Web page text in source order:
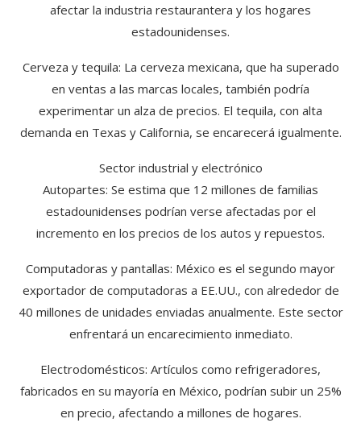
afectar la industria restaurantera y los hogares
estadounidenses.
Cerveza y tequila: La cerveza mexicana, que ha superado
en ventas a las marcas locales, también podría
experimentar un alza de precios. El tequila, con alta
demanda en Texas y California, se encarecerá igualmente.
Sector industrial y electrónico
Autopartes: Se estima que 12 millones de familias
estadounidenses podrían verse afectadas por el
incremento en los precios de los autos y repuestos.
Computadoras y pantallas: México es el segundo mayor
exportador de computadoras a EE.UU., con alrededor de
40 millones de unidades enviadas anualmente. Este sector
enfrentará un encarecimiento inmediato.
Electrodomésticos: Artículos como refrigeradores,
fabricados en su mayoría en México, podrían subir un 25%
en precio, afectando a millones de hogares.